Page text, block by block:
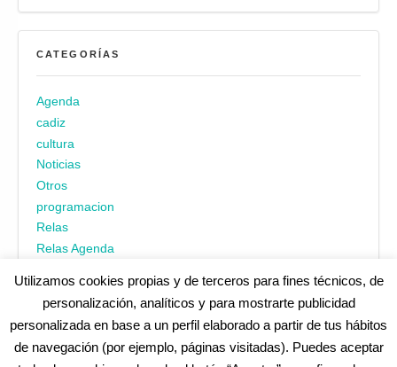
CATEGORÍAS
Agenda
cadiz
cultura
Noticias
Otros
programacion
Relas
Relas Agenda
Utilizamos cookies propias y de terceros para fines técnicos, de
personalización, analíticos y para mostrarte publicidad
personalizada en base a un perfil elaborado a partir de tus hábitos
de navegación (por ejemplo, páginas visitadas). Puedes aceptar